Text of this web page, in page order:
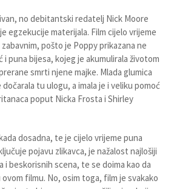
no debitantski redatelj Nick Moore
egzekucije materijala. Film cijelo vrijeme
pošto je Poppy prikazana ne
i puna bijesa, kojeg je akumulirala životom
smrti njene majke. Mlada glumica
tu ulogu, a imala je i veliku pomoć
poput Nicka Frosta i Shirley
dosadna, te je cijelo vrijeme puna
pojavu zlikavca, je nažalost najlošiji
i beskorisnih scena, te se doima kao da
filmu. No, osim toga, film je svakako